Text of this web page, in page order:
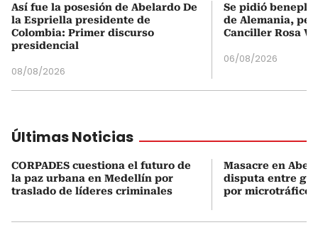
Así fue la posesión de Abelardo De
la Espriella presidente de
Colombia: Primer discurso
presidencial
08/08/2026
Se pidió
de Alemania,
Canciller Rosa
06/08/2026
Últimas Noticias
CORPADES cuestiona el futuro de
la paz urbana en Medellín por
traslado de líderes criminales
Masacre en
disputa entre
por microtráfico